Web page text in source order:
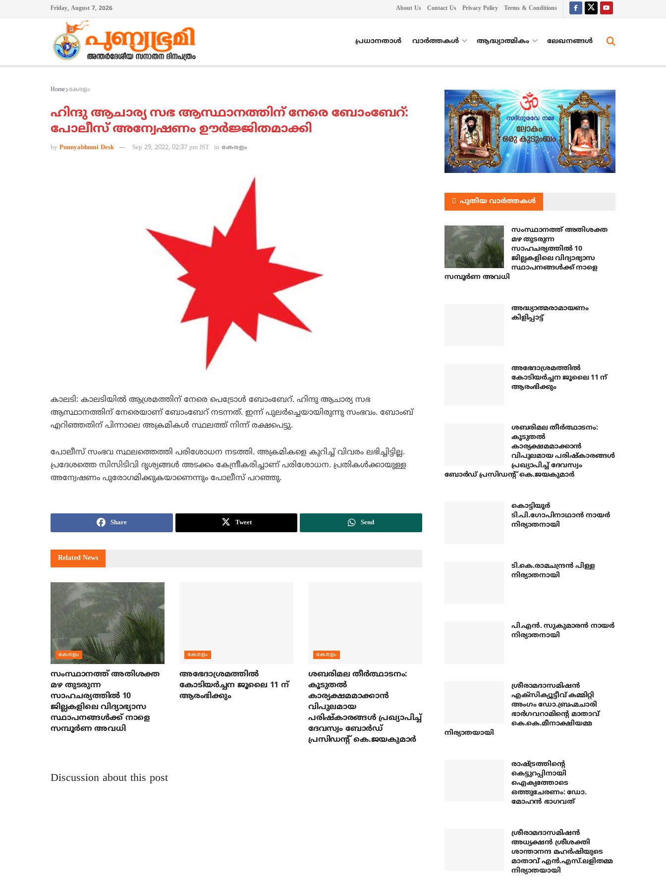
Friday, August 7, 2026 About Us Contact Us Privacy Policy Terms & Conditions
പ്രധാനതാൾ വാർത്തകൾ ആദ്ധ്യാത്മികം ലേഖനങ്ങള്‍
Home കേരളം
ഹിന്ദു ആചാര്യ സഭ ആസ്ഥാനത്തിന് നേരെ ബോംബേറ്:
പോലീസ് അന്വേഷണം ഊര്‍ജ്ജിതമാക്കി
by Punnyabhumi Desk Sep 29, 2022, 02:37 pm IST in കേരളം
കാലടി: കാലടിയില്‍ ആശ്രമത്തിന് നേരെ പെട്രോള്‍ ബോംബേറ്. ഹിന്ദു ആചാര്യ സഭ
ആസ്ഥാനത്തിന് നേരെയാണ് ബോംബേറ് നടന്നത്. ഇന്ന് പുലര്‍ച്ചെയായിരുന്നു സംഭവം. ബോംബ്
എറിഞ്ഞതിന് പിന്നാലെ അക്രമികള്‍ സ്ഥലത്ത് നിന്ന് രക്ഷപെട്ടു.
പോലീസ് സംഭവ സ്ഥലത്തെത്തി പരിശോധന നടത്തി. അക്രമികളെ കുറിച്ച് വിവരം ലഭിച്ചിട്ടില്ല.
പ്രദേശത്തെ സിസിടിവി ദൃശ്യങ്ങള്‍ അടക്കം കേന്ദ്രീകരിച്ചാണ് പരിശോധന. പ്രതികള്‍ക്കായുള്ള
അന്വേഷണം പുരോഗമിക്കുകയാണെന്നും പോലീസ് പറഞ്ഞു.
Share Tweet Send
Related News
കേരളം
സംസ്ഥാനത്ത് അതിശക്ത
മഴ തുടരുന്ന
സാഹചര്യത്തിൽ 10
ജില്ലകളിലെ വിദ്യാഭ്യാസ
സ്ഥാപനങ്ങൾക്ക് നാളെ
സമ്പൂർണ അവധി
കേരളം
അഭേദാശ്രമത്തില്‍
കോടിയര്‍ച്ചന ജൂലൈ 11 ന്
ആരംഭിക്കും
കേരളം
ശബരിമല തീര്‍ത്ഥാടനം:
കൂടുതല്‍
കാര്യക്ഷമമാക്കാന്‍
വിപുലമായ
പരിഷ്‌കാരങ്ങള്‍ പ്രഖ്യാപിച്ച്
ദേവസ്വം ബോര്‍ഡ്
പ്രസിഡന്റ് കെ.ജയകുമാര്‍
Discussion about this post
പുതിയ വാർത്തകൾ
സംസ്ഥാനത്ത് അതിശക്ത
മഴ തുടരുന്ന
സാഹചര്യത്തിൽ 10
ജില്ലകളിലെ വിദ്യാഭ്യാസ
സ്ഥാപനങ്ങൾക്ക് നാളെ
സമ്പൂർണ അവധി
അദ്ധ്യാത്മരാമായണം
കിളിപ്പാട്ട്
അഭേദാശ്രമത്തില്‍
കോടിയര്‍ച്ചന ജൂലൈ 11 ന്
ആരംഭിക്കും
ശബരിമല തീര്‍ത്ഥാടനം:
കൂടുതല്‍
കാര്യക്ഷമമാക്കാന്‍
വിപുലമായ പരിഷ്‌കാരങ്ങള്‍
പ്രഖ്യാപിച്ച് ദേവസ്വം
ബോര്‍ഡ് പ്രസിഡന്റ് കെ.ജയകുമാര്‍
കൊട്ടിയൂര്‍
ടി.പി.ഗോപിനാഥാന്‍ നായര്‍
നിര്യാതനായി
ടി.കെ.രാമചന്ദ്രന്‍ പിള്ള
നിര്യാതനായി
പി.എന്‍. സുകുമാരന്‍ നായര്‍
നിര്യാതനായി
ശ്രീരാമദാസമിഷന്‍
എക്‌സിക്യൂട്ടീവ് കമ്മിറ്റി
അംഗം ഡോ.ബ്രഹ്മചാരി
ഭാര്‍ഗവറാമിന്റെ മാതാവ്
കെ.കെ.മീനാക്ഷിയമ്മ
നിര്യാതയായി
രാഷ്ട്രത്തിന്റെ
കെട്ടുറപ്പിനായി
ഐക്യത്തോടെ
ഒത്തുചേരണം: ഡോ.
മോഹന്‍ ഭാഗവത്
ശ്രീരാമദാസമിഷന്‍
അധ്യക്ഷന്‍ ശ്രീശക്തി
ശാന്താനന്ദ മഹര്‍ഷിയുടെ
മാതാവ് എന്‍.എസ്.ലളിതമ്മ
നിര്യാതയായി